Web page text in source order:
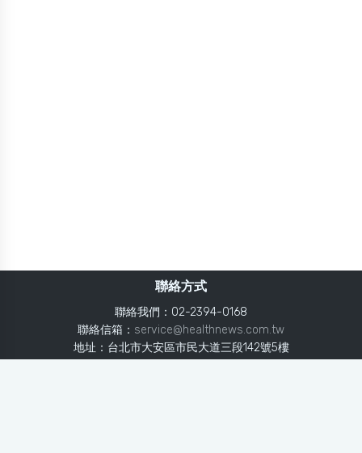
聯絡方式
聯絡我們：02-2394-0168
聯絡信箱： service@healthnews.com.tw
地址：台北市大安區市民大道三段142號5樓